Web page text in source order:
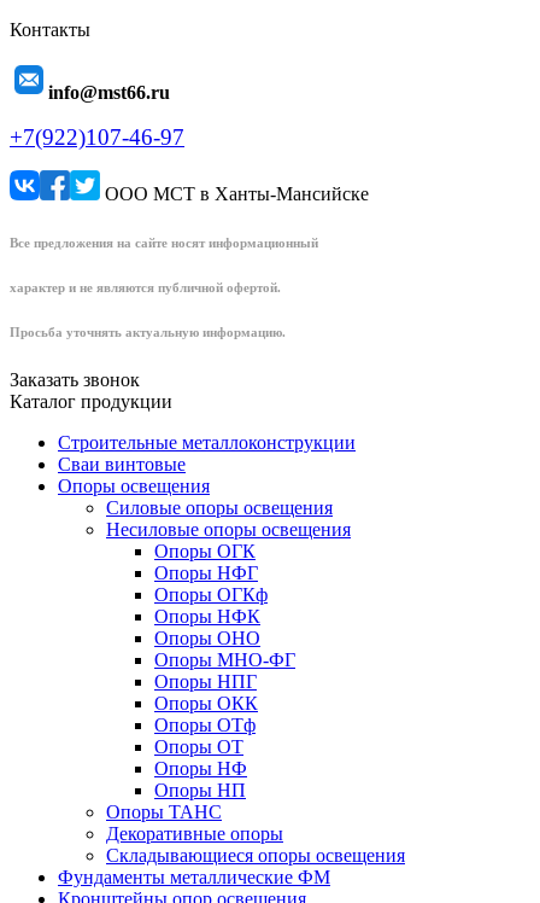
Контакты
info@mst66.ru
+7(922)107-46-97
ООО МСТ в Ханты-Мансийске
Все предложения на сайте носят информационный
характер и не являются публичной офертой.
Просьба уточнять актуальную информацию.
Заказать звонок
Каталог продукции
Строительные металлоконструкции
Сваи винтовые
Опоры освещения
Силовые опоры освещения
Несиловые опоры освещения
Опоры ОГК
Опоры НФГ
Опоры ОГКф
Опоры НФК
Опоры ОНО
Опоры МНО-ФГ
Опоры НПГ
Опоры ОКК
Опоры ОТф
Опоры ОТ
Опоры НФ
Опоры НП
Опоры ТАНС
Декоративные опоры
Складывающиеся опоры освещения
Фундаменты металлические ФМ
Кронштейны опор освещения